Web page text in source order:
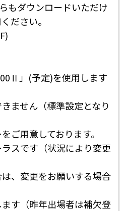
もダウンロードいただけ
ださい。
」(予定)を使用します
ません（標準設定となり
ご用意しております。
スです（状況により変更
、変更をお願いする場合
す（昨年出場者は補欠登